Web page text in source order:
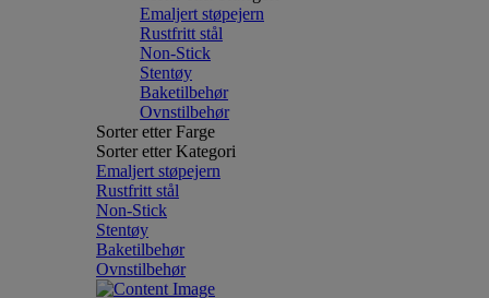
Emaljert støpejern
Rustfritt stål
Non-Stick
Stentøy
Baketilbehør
Ovnstilbehør
Sorter etter Farge
Sorter etter Kategori
Emaljert støpejern
Rustfritt stål
Non-Stick
Stentøy
Baketilbehør
Ovnstilbehør